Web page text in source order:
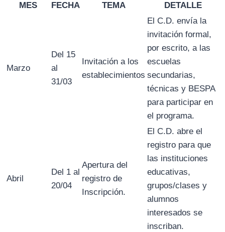
MES FECHA TEMA DETALLE
Marzo
Del 15
al
31/03
Invitación a los
establecimientos
El C.D. envía la
invitación formal,
por escrito, a las
escuelas
secundarias,
técnicas y BESPA
para participar en
el programa.
Abril
Del 1 al
20/04
Apertura del
registro de
Inscripción.
El C.D. abre el
registro para que
las instituciones
educativas,
grupos/clases y
alumnos
interesados se
inscriban.